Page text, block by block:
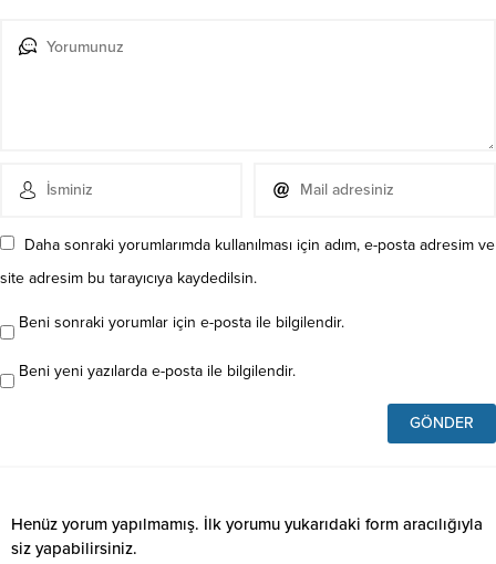
Daha sonraki yorumlarımda kullanılması için adım, e-posta adresim ve
site adresim bu tarayıcıya kaydedilsin.
Beni sonraki yorumlar için e-posta ile bilgilendir.
Beni yeni yazılarda e-posta ile bilgilendir.
Henüz yorum yapılmamış. İlk yorumu yukarıdaki form aracılığıyla
siz yapabilirsiniz.